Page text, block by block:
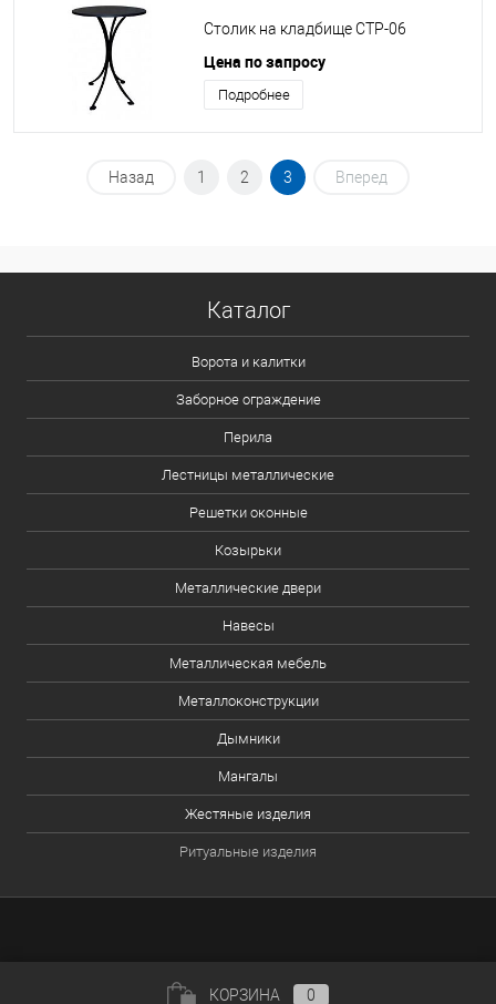
Столик на кладбище СТР-06
Цена по запросу
Подробнее
Назад 1 2 3 Вперед
Каталог
Ворота и калитки
Заборное ограждение
Перила
Лестницы металлические
Решетки оконные
Козырьки
Металлические двери
Навесы
Металлическая мебель
Металлоконструкции
Дымники
Мангалы
Жестяные изделия
Ритуальные изделия
КОРЗИНА 0